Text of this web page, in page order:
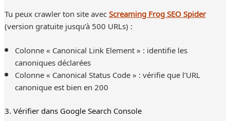
Tu peux crawler ton site avecScreaming Frog SEO Spider
(version gratuite jusqu’à 500 URLs) :
Colonne « Canonical Link Element » : identifie les
canoniques déclarées
Colonne « Canonical Status Code » : vérifie que l’URL
canonique est bien en 200
3. Vérifier dans Google Search Console